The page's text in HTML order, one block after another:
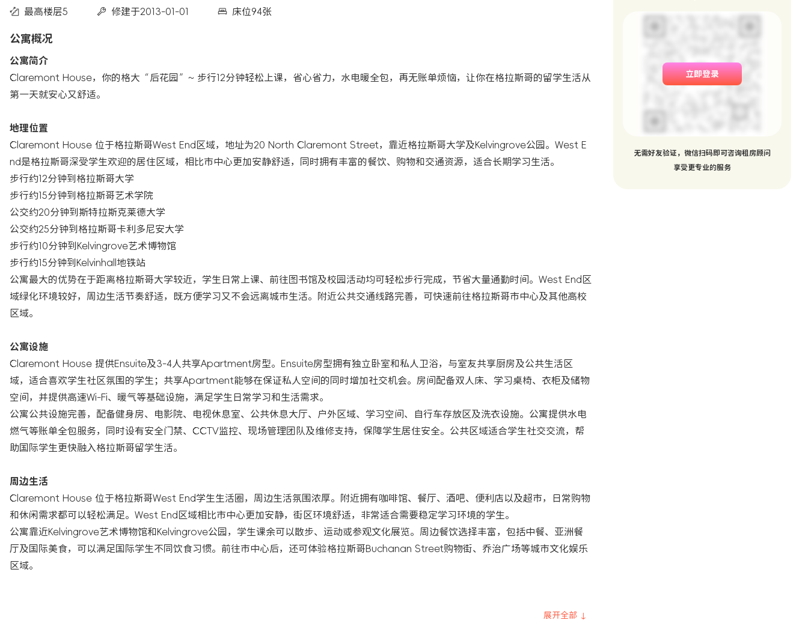
最高楼层5 修建于2013-01-01 床位94张
公寓概况
公寓简介
Claremont House，你的格大“后花园”~ 步行12分钟轻松上课，省心省力，水电暖全包，再无账单烦恼，让你在格拉斯哥的留学生活从
第一天就安心又舒适。
地理位置
Claremont House 位于格拉斯哥West End区域，地址为20 North Claremont Street，靠近格拉斯哥大学及Kelvingrove公园。West E
nd是格拉斯哥深受学生欢迎的居住区域，相比市中心更加安静舒适，同时拥有丰富的餐饮、购物和交通资源，适合长期学习生活。
步行约12分钟到格拉斯哥大学
步行约15分钟到格拉斯哥艺术学院
公交约20分钟到斯特拉斯克莱德大学
公交约25分钟到格拉斯哥卡利多尼安大学
步行约10分钟到Kelvingrove艺术博物馆
步行约15分钟到Kelvinhall地铁站
公寓最大的优势在于距离格拉斯哥大学较近，学生日常上课、前往图书馆及校园活动均可轻松步行完成，节省大量通勤时间。West End区
域绿化环境较好，周边生活节奏舒适，既方便学习又不会远离城市生活。附近公共交通线路完善，可快速前往格拉斯哥市中心及其他高校
区域。
公寓设施
Claremont House 提供Ensuite及3-4人共享Apartment房型。Ensuite房型拥有独立卧室和私人卫浴，与室友共享厨房及公共生活区
域，适合喜欢学生社区氛围的学生；共享Apartment能够在保证私人空间的同时增加社交机会。房间配备双人床、学习桌椅、衣柜及储物
空间，并提供高速Wi-Fi、暖气等基础设施，满足学生日常学习和生活需求。
公寓公共设施完善，配备健身房、电影院、电视休息室、公共休息大厅、户外区域、学习空间、自行车存放区及洗衣设施。公寓提供水电
燃气等账单全包服务，同时设有安全门禁、CCTV监控、现场管理团队及维修支持，保障学生居住安全。公共区域适合学生社交交流，帮
助国际学生更快融入格拉斯哥留学生活。
周边生活
Claremont House 位于格拉斯哥West End学生生活圈，周边生活氛围浓厚。附近拥有咖啡馆、餐厅、酒吧、便利店以及超市，日常购物
和休闲需求都可以轻松满足。West End区域相比市中心更加安静，街区环境舒适，非常适合需要稳定学习环境的学生。
公寓靠近Kelvingrove艺术博物馆和Kelvingrove公园，学生课余可以散步、运动或参观文化展览。周边餐饮选择丰富，包括中餐、亚洲餐
厅及国际美食，可以满足国际学生不同饮食习惯。前往市中心后，还可体验格拉斯哥Buchanan Street购物街、乔治广场等城市文化娱乐
区域。
展开全部 ↓
立即登录
无需好友验证，微信扫码即可咨询租房顾问
享受更专业的服务